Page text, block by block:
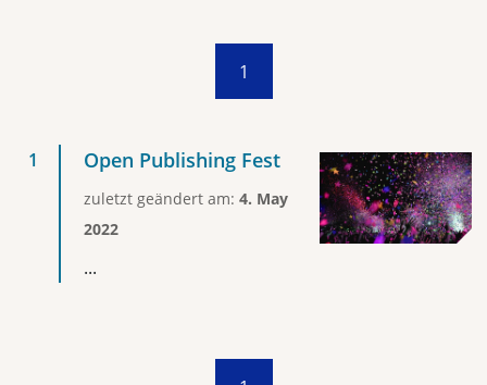
1
Open Publishing Fest
zuletzt geändert am: 4. May
2022
...